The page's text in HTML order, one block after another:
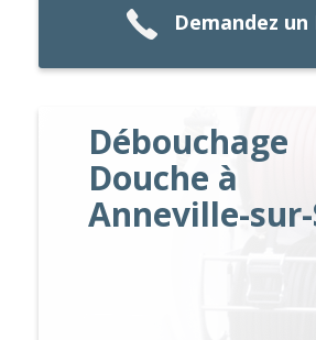
Demandez un
Débouchage
Douche à
Anneville-sur-